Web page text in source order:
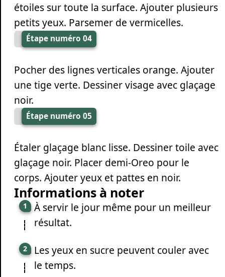
étoiles sur toute la surface. Ajouter plusieurs
petits yeux. Parsemer de vermicelles.
Étape numéro 04
Pocher des lignes verticales orange. Ajouter
une tige verte. Dessiner visage avec glaçage
noir.
Étape numéro 05
Étaler glaçage blanc lisse. Dessiner toile avec
glaçage noir. Placer demi-Oreo pour le
corps. Ajouter yeux et pattes en noir.
Informations à noter
À servir le jour même pour un meilleur
résultat.
Les yeux en sucre peuvent couler avec
le temps.